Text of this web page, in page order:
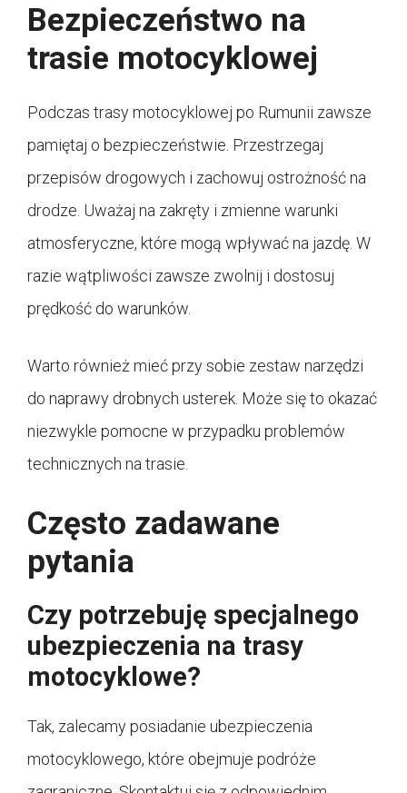
Bezpieczeństwo na
trasie motocyklowej
Podczas trasy motocyklowej po Rumunii zawsze
pamiętaj o bezpieczeństwie. Przestrzegaj
przepisów drogowych i zachowuj ostrożność na
drodze. Uważaj na zakręty i zmienne warunki
atmosferyczne, które mogą wpływać na jazdę. W
razie wątpliwości zawsze zwolnij i dostosuj
prędkość do warunków.
Warto również mieć przy sobie zestaw narzędzi
do naprawy drobnych usterek. Może się to okazać
niezwykle pomocne w przypadku problemów
technicznych na trasie.
Często zadawane
pytania
Czy potrzebuję specjalnego
ubezpieczenia na trasy
motocyklowe?
Tak, zalecamy posiadanie ubezpieczenia
motocyklowego, które obejmuje podróże